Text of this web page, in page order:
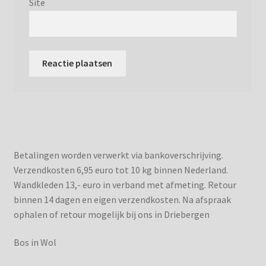
Site
Betalingen worden verwerkt via bankoverschrijving.
Verzendkosten 6,95 euro tot 10 kg binnen Nederland.
Wandkleden 13,- euro in verband met afmeting. Retour
binnen 14 dagen en eigen verzendkosten. Na afspraak
ophalen of retour mogelijk bij ons in Driebergen
Bos in Wol